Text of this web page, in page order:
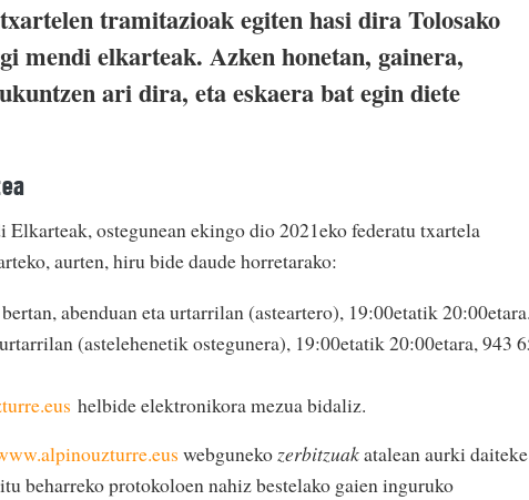
tramitazioak egiten hasi dira Tolosako
mendi elkarteak. Azken honetan, gainera,
ari dira, eta eskaera bat egin diete
ostegunean ekingo dio 2021eko federatu txartela
aurten, hiru bide daude horretarako:
abenduan eta urtarrilan (asteartero), 19:00etatik 20:00etara.
(astelehenetik ostegunera), 19:00etatik 20:00etara, 943
helbide elektronikora mezua bidaliz.
webgunekozerbitzuakatalean aurki daiteke
beharreko protokoloen nahiz bestelako gaien inguruko